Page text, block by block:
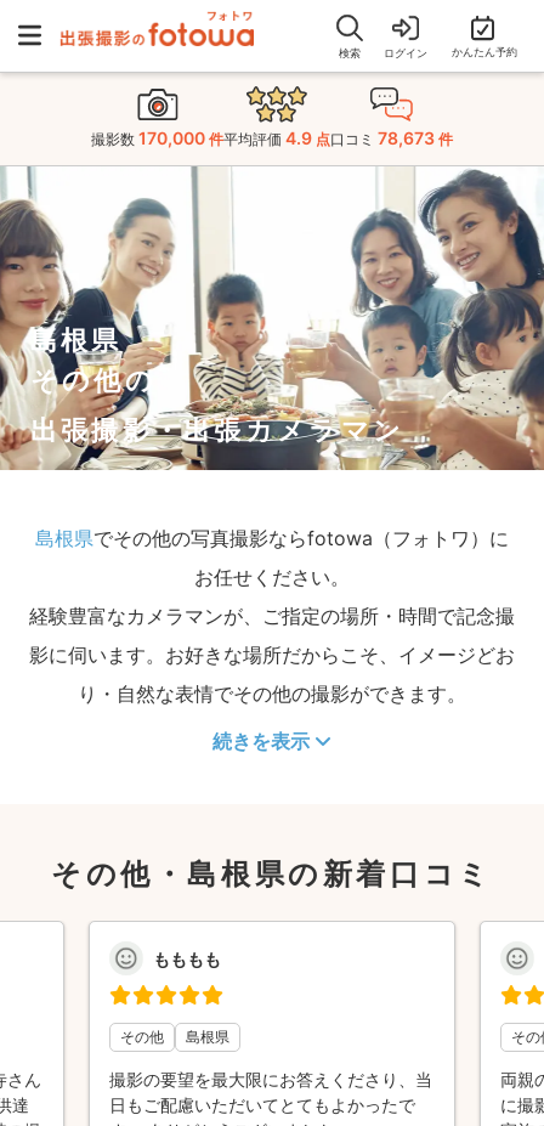
検索 ログイン かんたん予約
撮影数 170,000 件平均評価 4.9 点口コミ 78,673 件
島根県
その他の
出張撮影・出張カメラマン
島根県でその他の写真撮影ならfotowa（フォトワ）に
お任せください。
経験豊富なカメラマンが、ご指定の場所・時間で記念撮
影に伺います。お好きな場所だからこそ、イメージどお
り・自然な表情でその他の撮影ができます。
続きを表示
その他・島根県の新着口コミ
さん
達
もももも
その他 島根県
撮影の要望を最大限にお答えくださり、当
日もご配慮いただいてとてもよかったで
その
両親
に撮